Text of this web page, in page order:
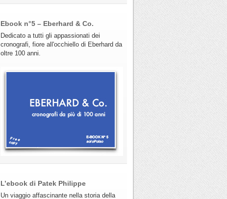
Ebook n°5 – Eberhard & Co.
Dedicato a tutti gli appassionati dei
cronografi, fiore all'occhiello di Eberhard da
oltre 100 anni.
L’ebook di Patek Philippe
Un viaggio affascinante nella storia della